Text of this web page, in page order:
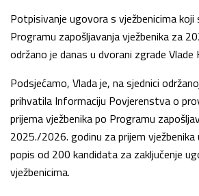
Potpisivanje ugovora s vježbenicima koji
Programu zapošljavanja vježbenika za
održano je danas u dvorani zgrade Vlade
Podsjećamo, Vlada je, na sjednici
prihvatila Informaciju Povjerenstva o
prijema vježbenika po Programu
2025./2026. godinu za prijem
popis od 200 kandidata za zaključenje
vježbenicima.